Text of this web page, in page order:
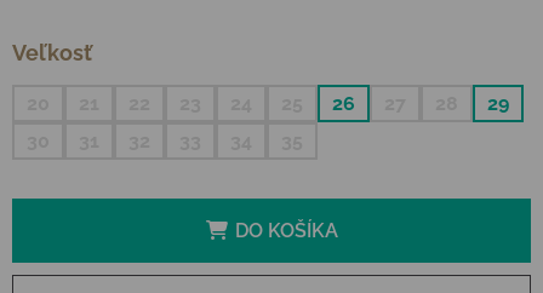
Veľkosť
26
29
DO KOŠÍKA